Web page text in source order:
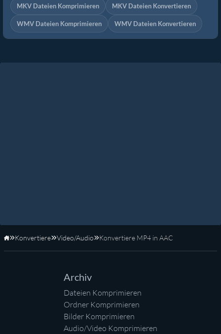
MKV Dateien Komprimieren MKV Dateien Konvertieren
WMV Dateien Komprimieren WMV Dateien Konvertieren
Startseite
Konvertiere Video/Audio Konvertiere MP4 in AAC
Archiv
Dateien Komprimieren
Ordner Komprimieren
Bilder Komprimieren
Audio/Video Komprimieren